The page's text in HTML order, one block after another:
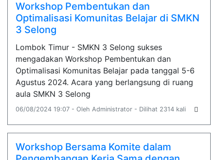
Workshop Pembentukan dan
Optimalisasi Komunitas Belajar di SMKN
3 Selong
Lombok Timur - SMKN 3 Selong sukses
mengadakan Workshop Pembentukan dan
Optimalisasi Komunitas Belajar pada tanggal 5-6
Agustus 2024. Acara yang berlangsung di ruang
aula SMKN 3 Selong
06/08/2024 19:07 - Oleh Administrator - Dilihat 2314 kali
Workshop Bersama Komite dalam